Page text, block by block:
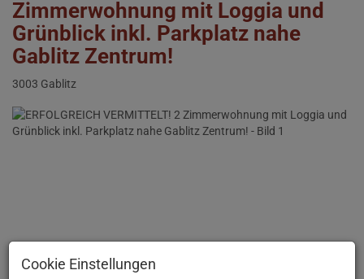
Zimmerwohnung mit Loggia und
Grünblick inkl. Parkplatz nahe
Gablitz Zentrum!
3003 Gablitz
Cookie Einstellungen